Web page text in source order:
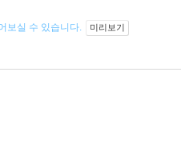
보실 수 있습니다. 미리보기